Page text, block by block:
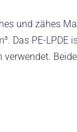
und zähes
Das PE-